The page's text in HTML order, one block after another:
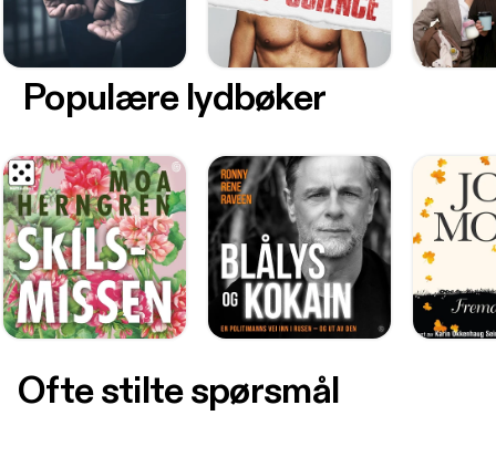
Populære lydbøker
Ofte stilte spørsmål